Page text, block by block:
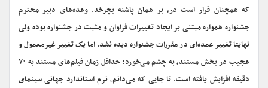
که همچنان قرار است در، بر همان پاشنه بچرخد. وعده‌های دبیر محترم
جشنواره همواره مبتنی بر ایجاد تغییرات فراوان و مثبت در جشنواره بوده ولی
نهایتا تغییر عمده‌ای در مقررات جشنواره دیده نشد. اما یک تغییر غیرمعمول و
عجیب در بخش مستند، به چشم می‌خورد؛ حداقل زمان فیلم‌های مستند به ۷۰
دقیقه افزایش یافته است. تا جایی که می‌دانم، نرم استاندارد جهانی سینمای